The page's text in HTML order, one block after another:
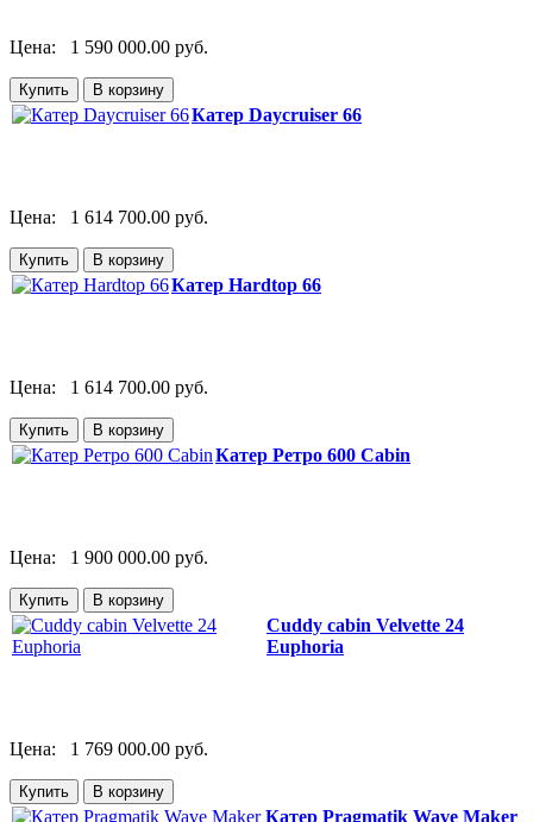
Цена: 1 590 000.00 руб.
Катер Daycruiser 66
Цена: 1 614 700.00 руб.
Катер Hardtop 66
Цена: 1 614 700.00 руб.
Катер Ретро 600 Cabin
Цена: 1 900 000.00 руб.
Cuddy cabin Velvette 24
Euphoria
Цена: 1 769 000.00 руб.
Катер Pragmatik Wave Maker